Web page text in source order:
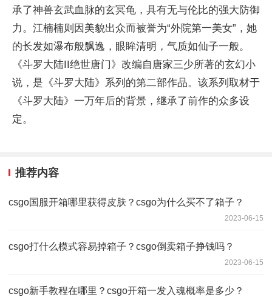
承了神兽玄武血脉的玄冥龟，具有无与伦比的强大防御
力。江楠楠则因美貌出众而被誉为“外院第一美女”，她
的长发如瀑布般飘逸，眼眸清明，气质如仙子一般。
《斗罗大陆II绝世唐门》改编自唐家三少所著的玄幻小
说，是《斗罗大陆》系列的第二部作品。该系列取材于
《斗罗大陆》一万年后的背景，继承了前作的众多设
定。
推荐内容
csgo国服开箱哪里获得皮肤？csgo为什么买不了箱子？
2023-06-15
csgo打什么模式容易掉箱子？csgo倒卖箱子挣钱吗？
2023-06-15
csgo新手教程在哪里？csgo开箱一发入魂概率是多少？